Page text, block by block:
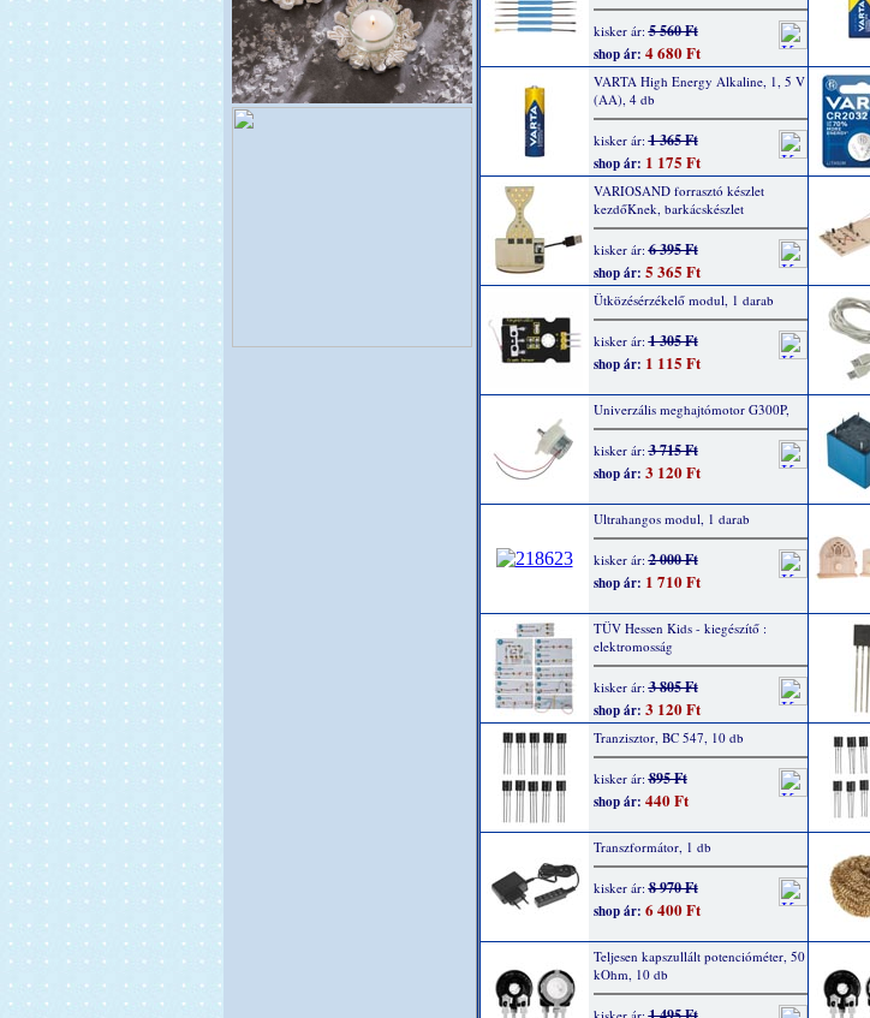
kisker ár:5 560 Ft
shop ár: 4 680 Ft
VARTA High Energy Alkaline, 1, 5 V
(AA), 4 db
kisker ár:1 365 Ft
shop ár: 1 175 Ft
VARIOSAND forrasztó készlet
kezdőKnek, barkácskészlet
kisker ár:6 395 Ft
shop ár: 5 365 Ft
Ütközésérzékelő modul, 1 darab
kisker ár:1 305 Ft
shop ár: 1 115 Ft
Univerzális meghajtómotor G300P,
kisker ár:3 715 Ft
shop ár: 3 120 Ft
Ultrahangos modul, 1 darab
kisker ár:2 000 Ft
shop ár: 1 710 Ft
TÜV Hessen Kids - kiegészítő :
elektromosság
kisker ár:3 805 Ft
shop ár: 3 120 Ft
Tranzisztor, BC 547, 10 db
kisker ár:895 Ft
shop ár: 440 Ft
Transzformátor, 1 db
kisker ár:8 970 Ft
shop ár: 6 400 Ft
Teljesen kapszullált potencióméter, 50
kOhm, 10 db